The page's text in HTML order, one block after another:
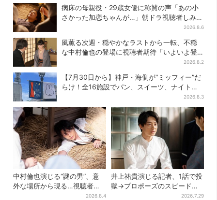
病床の母親役・29歳女優に称賛の声「あの小
さかった加恋ちゃんが…」朝ドラ視聴者しみじ
2026.8.6
風薫る次週・穏やかなラストから一転、不穏
な中村倫也の登場に視聴者期待「いよいよ登
2026.8.2
【7月30日から】神戸・海側が“ミッフィー”だ
らけ！全16施設でパン、スイーツ、ナイトマ
2026.8.3
中村倫也演じる“謎の男”、意
外な場所から現る…視聴者歓
喜「こんな登場シーンとは」
2026.8.4
井上祐貴演じる記者、1話で投
獄→プロポーズのスピード感
に視聴者驚き「横沢さんだけ
2026.7.29